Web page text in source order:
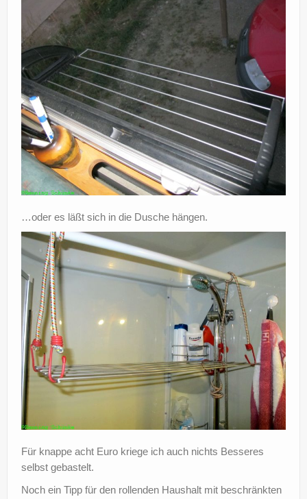
…oder es läßt sich in die Dusche hängen.
Für knappe acht Euro kriege ich auch nichts Besseres
selbst gebastelt.
Noch ein Tipp für den rollenden Haushalt mit beschränkten